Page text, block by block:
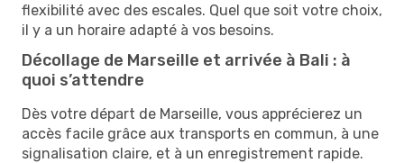
flexibilité avec des escales. Quel que soit votre choix,
il y a un horaire adapté à vos besoins.
Décollage de Marseille et arrivée à Bali : à
quoi s’attendre
Dès votre départ de Marseille, vous apprécierez un
accès facile grâce aux transports en commun, à une
signalisation claire, et à un enregistrement rapide.